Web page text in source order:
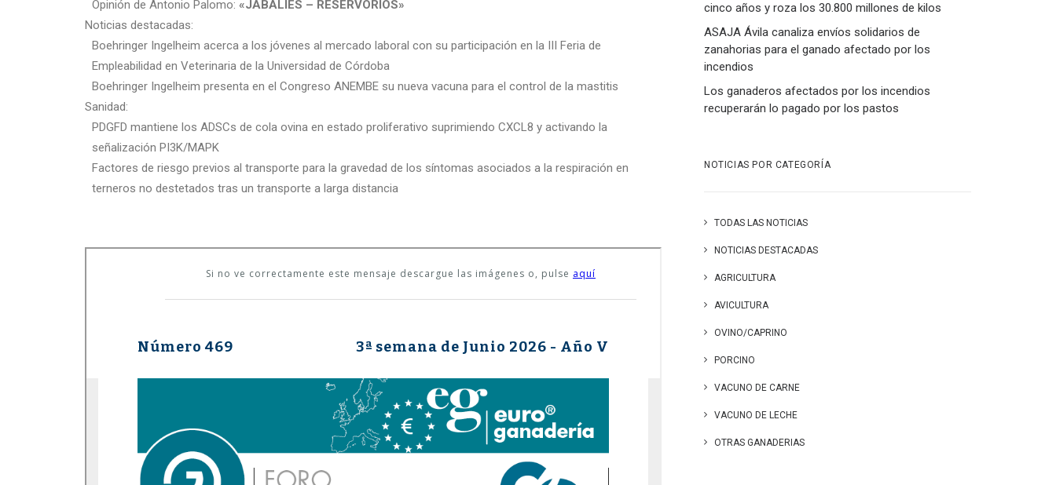
Opinión de Antonio Palomo: «JABALÍES – RESERVORIOS»
Noticias destacadas:
Boehringer Ingelheim acerca a los jóvenes al mercado laboral con su participación en la III Feria de
Empleabilidad en Veterinaria de la Universidad de Córdoba
Boehringer Ingelheim presenta en el Congreso ANEMBE su nueva vacuna para el control de la mastitis
Sanidad:
PDGFD mantiene los ADSCs de cola ovina en estado proliferativo suprimiendo CXCL8 y activando la
señalización PI3K/MAPK
Factores de riesgo previos al transporte para la gravedad de los síntomas asociados a la respiración en
terneros no destetados tras un transporte a larga distancia
cinco años y roza los 30.800 millones de kilos
ASAJA Ávila canaliza envíos solidarios de
zanahorias para el ganado afectado por los
incendios
Los ganaderos afectados por los incendios
recuperarán lo pagado por los pastos
NOTICIAS POR CATEGORÍA
TODAS LAS NOTICIAS
NOTICIAS DESTACADAS
AGRICULTURA
AVICULTURA
OVINO/CAPRINO
PORCINO
VACUNO DE CARNE
VACUNO DE LECHE
OTRAS GANADERIAS